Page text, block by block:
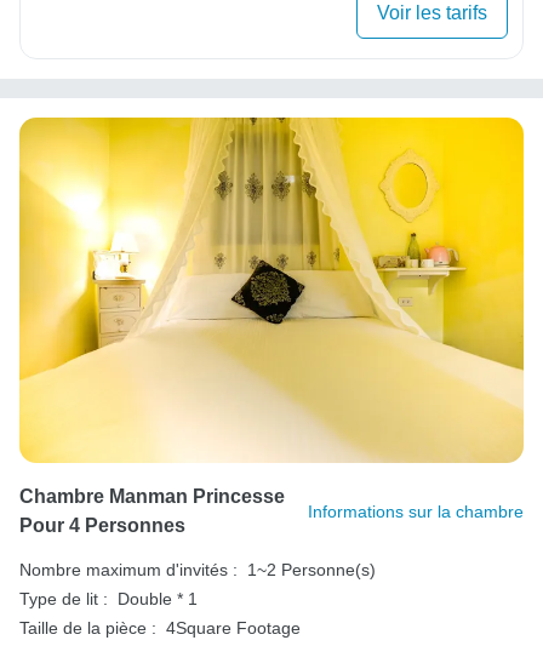
Voir les tarifs
Chambre Manman Princesse
Pour 4 Personnes
Informations sur la chambre
Nombre maximum d'invités :
1~2 Personne(s)
Type de lit :
Double * 1
Taille de la pièce : 4Square Footage